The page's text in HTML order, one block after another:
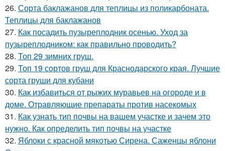
26. Сорта баклажанов для теплицы из поликарбоната.
Теплицы для баклажанов
27. Как посадить пузыреплодник осенью. Уход за
пузыреплодником: как правильно проводить?
28. Топ 29 зимних груш.
29. Топ 19 сортов груш для Краснодарского края. Лучшие
сорта груши для кубани
30. Как избавиться от рыжих муравьев на огороде и в
доме. Отравляющие препараты против насекомых
31. Как узнать тип почвы на вашем участке и зачем это
нужно. Как определить тип почвы на участке
32. Яблоки с красной мякотью Сирена. Саженцы яблони